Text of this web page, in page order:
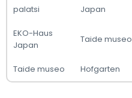
palatsi
Japan
EKO-Haus
Japan
Taide museo
Taide museo Hofgarten